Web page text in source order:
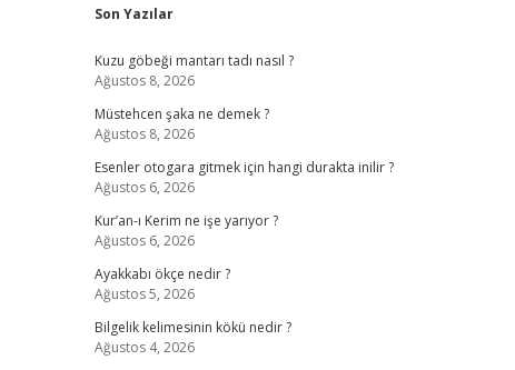
Sidebar
Son Yazılar
Kuzu göbeği mantarı tadı nasıl ?
Ağustos 8, 2026
Müstehcen şaka ne demek ?
Ağustos 8, 2026
Esenler otogara gitmek için hangi durakta inilir ?
Ağustos 6, 2026
Kur’an-ı Kerim ne işe yarıyor ?
Ağustos 6, 2026
Ayakkabı ökçe nedir ?
Ağustos 5, 2026
Bilgelik kelimesinin kökü nedir ?
Ağustos 4, 2026